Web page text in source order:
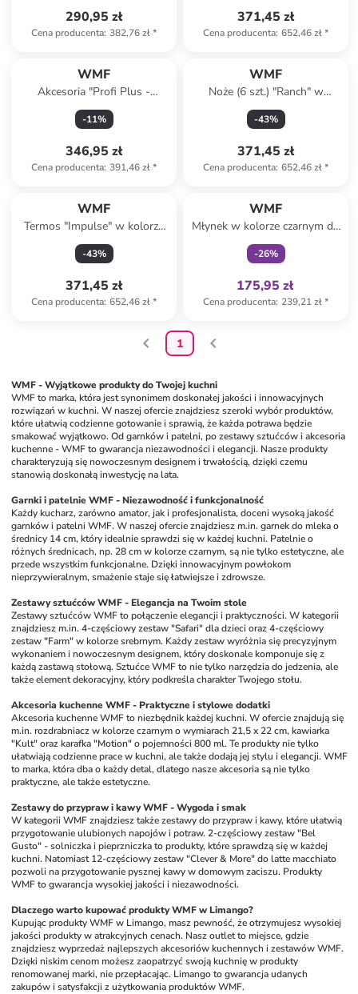
290,95 zł
Cena producenta: 382,76 zł*
371,45 zł
Cena producenta: 652,46 zł*
WMF
Akcesoria "Profi Plus -
krajalnica do tagliatelle" do
robota kuchennego
-11%
346,95 zł
Cena producenta: 391,46 zł*
WMF
Noże (6 szt.) "Ranch" w
kolorze jasnobrązowym do
steków - dł. 24 cm
-43%
371,45 zł
Cena producenta: 652,46 zł*
WMF
Termos "Impulse" w kolorze
miedzianym do herbaty i kawy
- 1 l
-43%
371,45 zł
Cena producenta: 652,46 zł*
WMF
Młynek w kolorze czarnym do
przypraw - wys. 42,3 x Ø 8,2
cm
-26%
175,95 zł
Cena producenta: 239,21 zł*
1
WMF - Wyjątkowe produkty do Twojej kuchni
WMF to marka, która jest synonimem doskonałej jakości i innowacyjnych
rozwiązań w kuchni. W naszej ofercie znajdziesz szeroki wybór produktów,
które ułatwią codzienne gotowanie i sprawią, że każda potrawa będzie
smakować wyjątkowo. Od garnków i patelni, po zestawy sztućców i akcesoria
kuchenne - WMF to gwarancja niezawodności i elegancji. Nasze produkty
charakteryzują się nowoczesnym designem i trwałością, dzięki czemu
stanowią doskonałą inwestycję na lata.
Garnki i patelnie WMF - Niezawodność i funkcjonalność
Każdy kucharz, zarówno amator, jak i profesjonalista, doceni wysoką jakość
garnków i patelni WMF. W naszej ofercie znajdziesz m.in. garnek do mleka o
średnicy 14 cm, który idealnie sprawdzi się w każdej kuchni. Patelnie o
różnych średnicach, np. 28 cm w kolorze czarnym, są nie tylko estetyczne, ale
przede wszystkim funkcjonalne. Dzięki innowacyjnym powłokom
nieprzywieralnym, smażenie staje się łatwiejsze i zdrowsze.
Zestawy sztućców WMF - Elegancja na Twoim stole
Zestawy sztućców WMF to połączenie elegancji i praktyczności. W kategorii
znajdziesz m.in. 4-częściowy zestaw "Safari" dla dzieci oraz 4-częściowy
zestaw "Farm" w kolorze srebrnym. Każdy zestaw wyróżnia się precyzyjnym
wykonaniem i nowoczesnym designem, który doskonale komponuje się z
każdą zastawą stołową. Sztućce WMF to nie tylko narzędzia do jedzenia, ale
także element dekoracyjny, który podkreśla charakter Twojego stołu.
Akcesoria kuchenne WMF - Praktyczne i stylowe dodatki
Akcesoria kuchenne WMF to niezbędnik każdej kuchni. W ofercie znajdują się
m.in. rozdrabniacz w kolorze czarnym o wymiarach 21,5 x 22 cm, kawiarka
"Kult" oraz karafka "Motion" o pojemności 800 ml. Te produkty nie tylko
ułatwiają codzienne prace w kuchni, ale także dodają jej stylu i elegancji. WMF
to marka, która dba o każdy detal, dlatego nasze akcesoria są nie tylko
praktyczne, ale także estetyczne.
Zestawy do przypraw i kawy WMF - Wygoda i smak
W kategorii WMF znajdziesz także zestawy do przypraw i kawy, które ułatwią
przygotowanie ulubionych napojów i potraw. 2-częściowy zestaw "Bel
Gusto" - solniczka i pieprzniczka to produkty, które sprawdzą się w każdej
kuchni. Natomiast 12-częściowy zestaw "Clever & More" do latte macchiato
pozwoli na przygotowanie pysznej kawy w domowym zaciszu. Produkty
WMF to gwarancja wysokiej jakości i niezawodności.
Dlaczego warto kupować produkty WMF w Limango?
Kupując produkty WMF w Limango, masz pewność, że otrzymujesz wysokiej
jakości produkty w atrakcyjnych cenach. Nasz outlet to miejsce, gdzie
znajdziesz wyprzedaż najlepszych akcesoriów kuchennych i zestawów WMF.
Dzięki niskim cenom możesz zaopatrzyć swoją kuchnię w produkty
renomowanej marki, nie przepłacając. Limango to gwarancja udanych
zakupów i satysfakcji z użytkowania produktów WMF.